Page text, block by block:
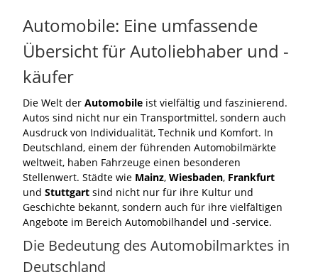
Automobile: Eine umfassende
Übersicht für Autoliebhaber und -
käufer
Die Welt der Automobile ist vielfältig und faszinierend.
Autos sind nicht nur ein Transportmittel, sondern auch
Ausdruck von Individualität, Technik und Komfort. In
Deutschland, einem der führenden Automobilmärkte
weltweit, haben Fahrzeuge einen besonderen
Stellenwert. Städte wie Mainz, Wiesbaden, Frankfurt
und Stuttgart sind nicht nur für ihre Kultur und
Geschichte bekannt, sondern auch für ihre vielfältigen
Angebote im Bereich Automobilhandel und -service.
Die Bedeutung des Automobilmarktes in
Deutschland